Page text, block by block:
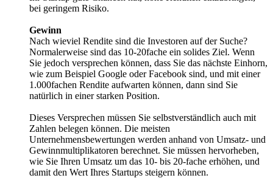
bei geringem Risiko.
Gewinn
Nach wieviel Rendite sind die Investoren auf der Suche?
Normalerweise sind das 10-20fache ein solides Ziel. Wenn
Sie jedoch versprechen können, dass Sie das nächste Einhorn,
wie zum Beispiel Google oder Facebook sind, und mit einer
1.000fachen Rendite aufwarten können, dann sind Sie
natürlich in einer starken Position.
Dieses Versprechen müssen Sie selbstverständlich auch mit
Zahlen belegen können. Die meisten
Unternehmensbewertungen werden anhand von Umsatz- und
Gewinnmultiplikatoren berechnet. Sie müssen hervorheben,
wie Sie Ihren Umsatz um das 10- bis 20-fache erhöhen, und
damit den Wert Ihres Startups steigern können.